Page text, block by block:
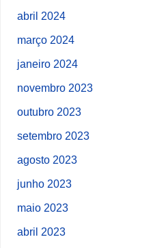
abril 2024
março 2024
janeiro 2024
novembro 2023
outubro 2023
setembro 2023
agosto 2023
junho 2023
maio 2023
abril 2023